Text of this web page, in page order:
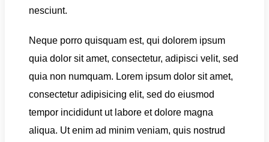
nesciunt.
Neque porro quisquam est, qui dolorem ipsum
quia dolor sit amet, consectetur, adipisci velit, sed
quia non numquam. Lorem ipsum dolor sit amet,
consectetur adipisicing elit, sed do eiusmod
tempor incididunt ut labore et dolore magna
aliqua. Ut enim ad minim veniam, quis nostrud